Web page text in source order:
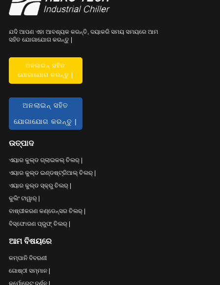
ଯଦି ଆପଣ ଏହା ଆବଶ୍ୟକ କରନ୍ତି, ଦୟାକରି ସମୟ ସମୟରେ ଆମ
ସହିତ ଯୋଗାଯୋଗ କରନ୍ତୁ |
ଅନଲାଇନ୍ ସହିତ
ଯୋଗାଯୋଗ କରନ୍ତୁ |
ଅନଲାଇନ୍ ସହିତ
ଯୋଗାଯୋଗ କରନ୍ତୁ |
ଉତ୍ପାଦ
ଏୟାର କୁଲ୍ଡ ଗ୍ଲାଇକଲ୍ ଚିଲର୍ |
ଏୟାର କୁଲ୍ଡ ଇଣ୍ଡଷ୍ଟ୍ରିଆଲ୍ ଚିଲର୍ |
ଏୟାର କୁଲ୍ଡ ସ୍କ୍ରୁ ଚିଲର୍ |
କୁଲିଂ ଟାୱାର୍ |
ବାଷ୍ପୀକରଣ କଣ୍ଡେନ୍ସର ଚିଲର୍ |
ବିସ୍ଫୋରଣ ପ୍ରୁଫ୍ ଚିଲର୍ |
ଆମ ବିଷୟରେ
କମ୍ପାନି ବିବରଣୀ
ଗୋଷ୍ଠୀ ସମ୍ମାନ |
କର୍ପୋରେଟ୍ ଦର୍ଶନ |